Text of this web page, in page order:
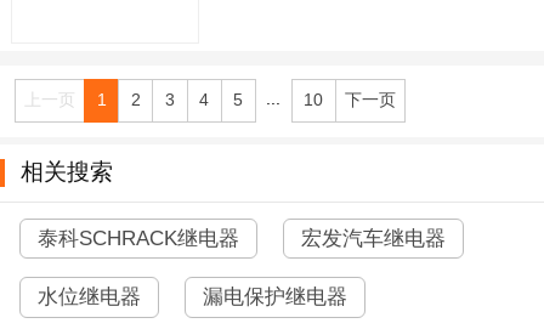
上一页 1 2 3 4 5 ... 10 下一页
相关搜索
泰科SCHRACK继电器 宏发汽车继电器
水位继电器 漏电保护继电器